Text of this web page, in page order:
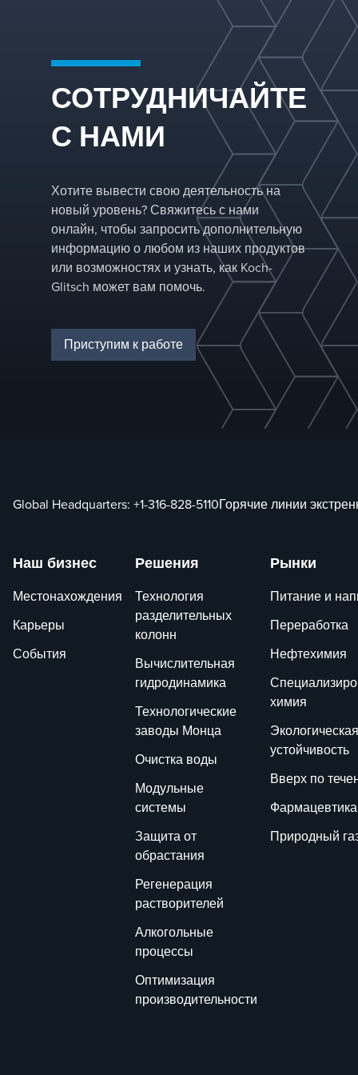
защищает
от
клапана
большую
открытую
площадь,
снижению
перепада
давления и
защищает
скачков
палубу от
засоряющего
отверстие.
тарелки,
предотвращает
обратный поток
жидкости,
затопление
позволяет
с большей
скоростью
СОТРУДНИЧАЙТЕ
С НАМИ
Хотите вывести свою деятельность на
новый уровень? Свяжитесь с нами
онлайн, чтобы запросить дополнительную
информацию о любом из наших продуктов
или возможностях и узнать, как Koch-
Glitsch может вам помочь.
Приступим к работе
Global Headquarters: +1-316-828-5110Горячие линии
Наш бизнес
Местонахождения
Карьеры
События
Решения
Технология
разделительных
колонн
Вычислительная
гидродинамика
Технологические
заводы Монца
Очистка воды
Модульные
системы
Защита от
обрастания
Регенерация
растворителей
Алкогольные
процессы
Оптимизация
производительности
Рынки
Питание и
Переработка
Нефтехимия
химия
Экологическая
устойчивость
Вверх по
Фармацевтика
Природный